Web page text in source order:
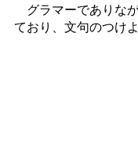
グラマーでありな
ており、文句のつけ